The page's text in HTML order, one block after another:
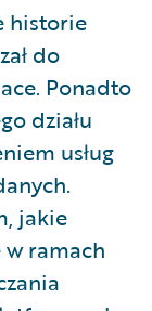
historie
do
Ponadto
działu
usług
jakie
ramach